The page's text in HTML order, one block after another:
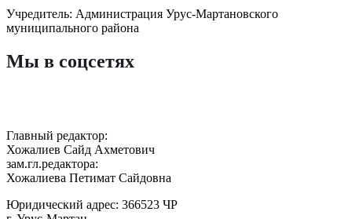
Учредитель: Администрация Урус-Мартановского
муниципального района
Мы в соцсетях
Главный редактор:
Хожалиев Сайд Ахметович
зам.гл.редактора:
Хожалиева Петимат Сайдовна
Юридический адрес: 366523 ЧР